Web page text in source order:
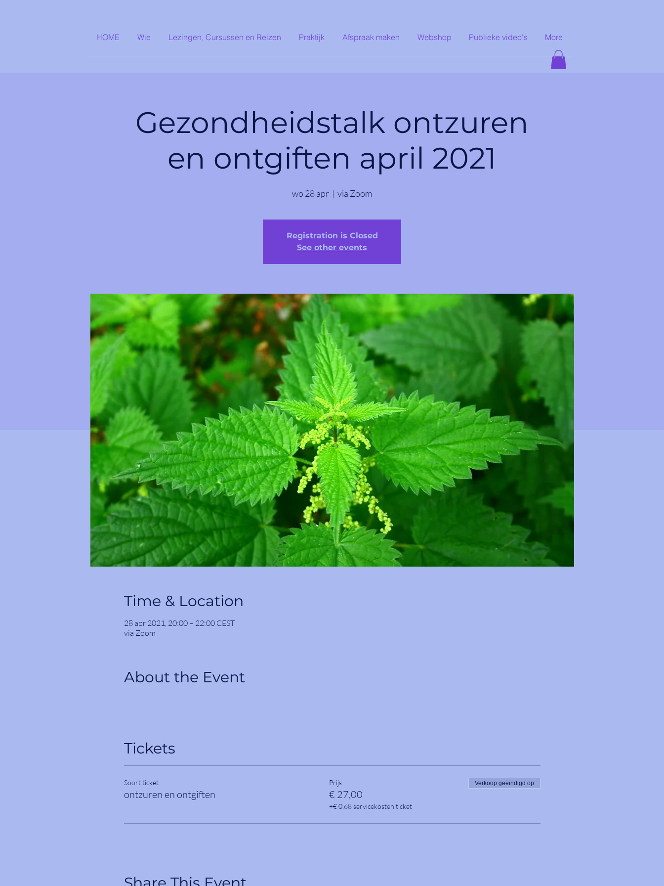
HOME Wie Lezingen, Cursussen en Reizen Praktijk Afspraak maken Webshop Publieke video's More
Gezondheidstalk ontzuren
en ontgiften april 2021
wo 28 apr
  |
via Zoom
Registration is Closed
See other events
Time & Location
28 apr 2021, 20:00 – 22:00 CEST
via Zoom
About the Event
Tickets
Soort ticket
ontzuren en ontgiften
Prijs
€ 27,00
+€ 0,68 servicekosten ticket
Verkoop geëindigd op